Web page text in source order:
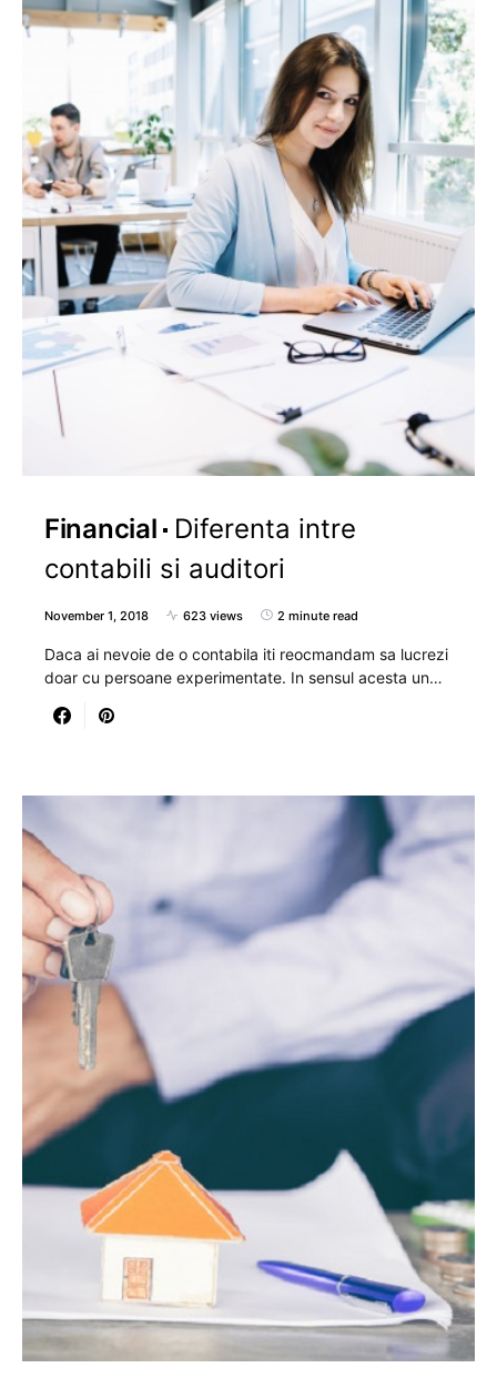
Financial
Diferenta intre
contabili si auditori
November 1, 2018 623 views 2 minute read
Daca ai nevoie de o contabila iti reocmandam sa lucrezi
doar cu persoane experimentate. In sensul acesta un…